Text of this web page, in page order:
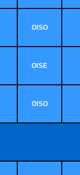
OISO
OISE
OISO